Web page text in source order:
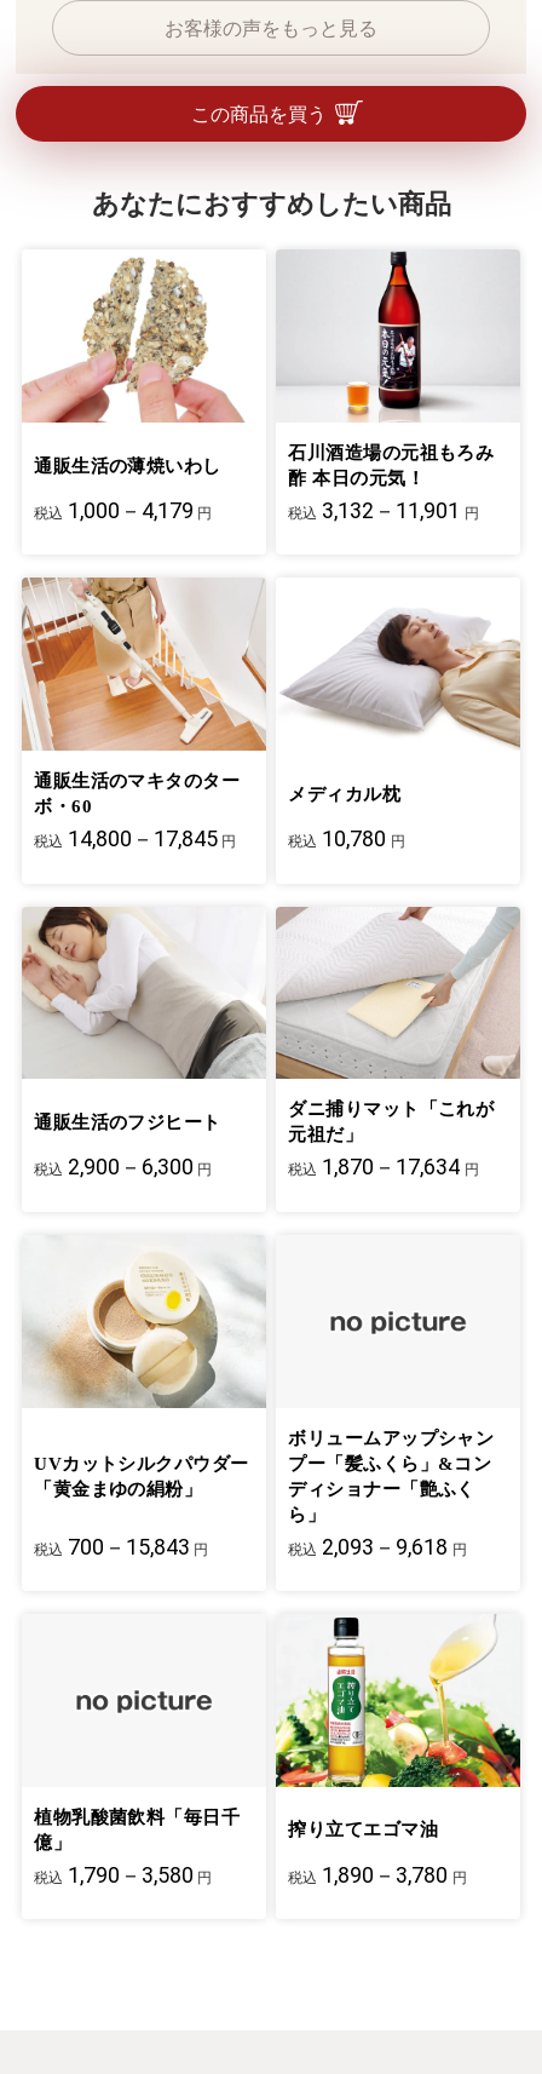
お客様の声をもっと見る
この商品を買う
あなたにおすすめしたい商品
通販生活の薄焼いわし
税込 1,000－4,179 円
石川酒造場の元祖もろみ
酢 本日の元気！
税込 3,132－11,901 円
通販生活のマキタのター
ボ・60
税込 14,800－17,845 円
メディカル枕
税込 10,780 円
通販生活のフジヒート
税込 2,900－6,300 円
ダニ捕りマット「これが
元祖だ」
税込 1,870－17,634 円
UVカットシルクパウダー
「黄金まゆの絹粉」
税込 700－15,843 円
ボリュームアップシャン
プー「髪ふくら」&コン
ディショナー「艶ふく
ら」
税込 2,093－9,618 円
植物乳酸菌飲料「毎日千
億」
税込 1,790－3,580 円
搾り立てエゴマ油
税込 1,890－3,780 円